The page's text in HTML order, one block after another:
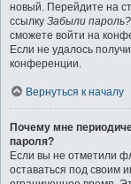
новый. Перейдите на
ссылку Забыли пароль?
сможете войти на
Если не удалось
конференции.
Вернуться к началу
Почему мне
пароля?
Если вы не отметили
оставаться под своим